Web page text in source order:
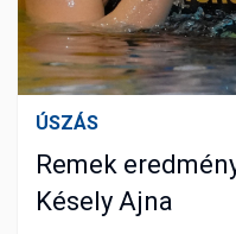
ÚSZÁS
Remek
Késely Ajna